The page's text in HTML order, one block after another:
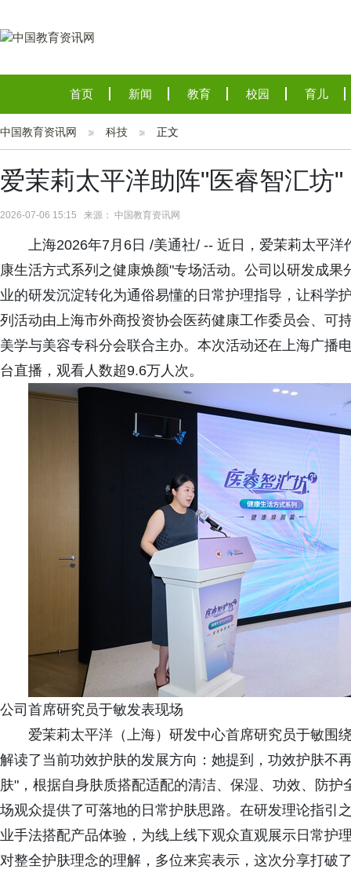
首页 新闻 教育 校园 育儿
中国教育资讯网 科技 正文
爱茉莉太平洋助阵"医睿智汇坊
2026-07-06 15:15 来源： 中国教育资讯网
上海2026年7月6日 /美通社/ -- 近日，爱茉莉太平
康生活方式系列之健康焕颜"专场活动。公司以研发成
业的研发沉淀转化为通俗易懂的日常护理指导，让科学
列活动由上海市外商投资协会医药健康工作委员会、可
美学与美容专科分会联合主办。本次活动还在上海广播
台直播，观看人数超9.6万人次。
公司首席研究员于敏发表现场
爱茉莉太平洋（上海）研发中心首席研究员于敏围
解读了当前功效护肤的发展方向：她提到，功效护肤不
肤"，根据自身肤质搭配适配的清洁、保湿、功效、防
场观众提供了可落地的日常护肤思路。在研发理论指引
业手法搭配产品体验，为线上线下观众直观展示日常护
对整全护肤理念的理解，多位来宾表示，这次分享打破